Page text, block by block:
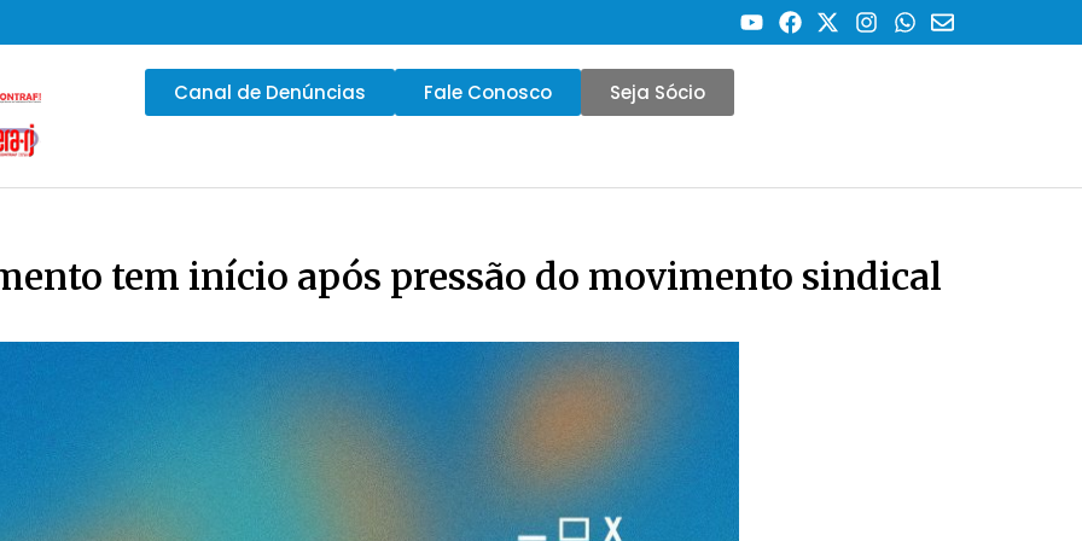
Canal de Denúncias Fale Conosco Seja Sócio
tem início após pressão do movimento sindical